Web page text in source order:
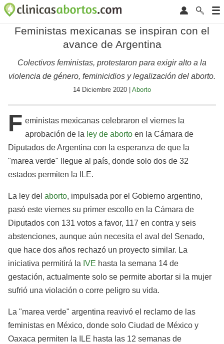
Feministas mexicanas se inspiran con el
avance de Argentina
Colectivos feministas, protestaron para exigir alto a la
violencia de género, feminicidios y legalización del aborto.
14 Diciembre 2020 | Aborto
F eministas mexicanas celebraron el viernes la
aprobación de la ley de abortoen la Cámara de
Diputados de Argentina con la esperanza de que la
"marea verde" llegue al país, donde solo dos de 32
estados permiten la ILE.
La ley del aborto, impulsada por el Gobierno argentino,
pasó este viernes su primer escollo en la Cámara de
Diputados con 131 votos a favor, 117 en contra y seis
abstenciones, aunque aún necesita el aval del Senado,
que hace dos años rechazó un proyecto similar. La
iniciativa permitirá la IVE hasta la semana 14 de
gestación, actualmente solo se permite abortar si la mujer
sufrió una violación o corre peligro su vida.
La "marea verde" argentina reavivó el reclamo de las
feministas en México, donde solo Ciudad de México y
Oaxaca permiten la ILE hasta las 12 semanas de